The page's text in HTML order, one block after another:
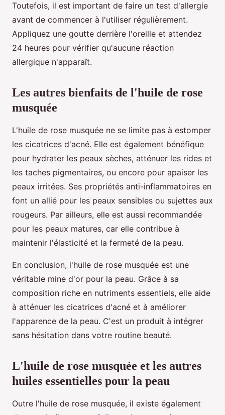
Toutefois, il est important de faire un test d'allergie
avant de commencer à l'utiliser régulièrement.
Appliquez une goutte derrière l'oreille et attendez
24 heures pour vérifier qu'aucune réaction
allergique n'apparaît.
Les autres bienfaits de l'huile de rose
musquée
L'huile de rose musquée ne se limite pas à estomper
les cicatrices d'acné. Elle est également bénéfique
pour hydrater les peaux sèches, atténuer les rides et
les taches pigmentaires, ou encore pour apaiser les
peaux irritées. Ses propriétés anti-inflammatoires en
font un allié pour les peaux sensibles ou sujettes aux
rougeurs. Par ailleurs, elle est aussi recommandée
pour les peaux matures, car elle contribue à
maintenir l'élasticité et la fermeté de la peau.
En conclusion, l'huile de rose musquée est une
véritable mine d'or pour la peau. Grâce à sa
composition riche en nutriments essentiels, elle aide
à atténuer les cicatrices d'acné et à améliorer
l'apparence de la peau. C'est un produit à intégrer
sans hésitation dans votre routine beauté.
L'huile de rose musquée et les autres
huiles essentielles pour la peau
Outre l'huile de rose musquée, il existe également